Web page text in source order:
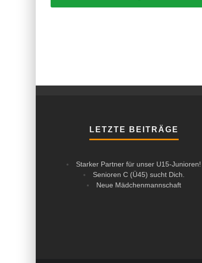
LETZTE BEITRÄGE
Starker Partner für unser U15-Junioren!
Senioren C (Ü45) sucht Dich.
Neue Mädchenmannschaft